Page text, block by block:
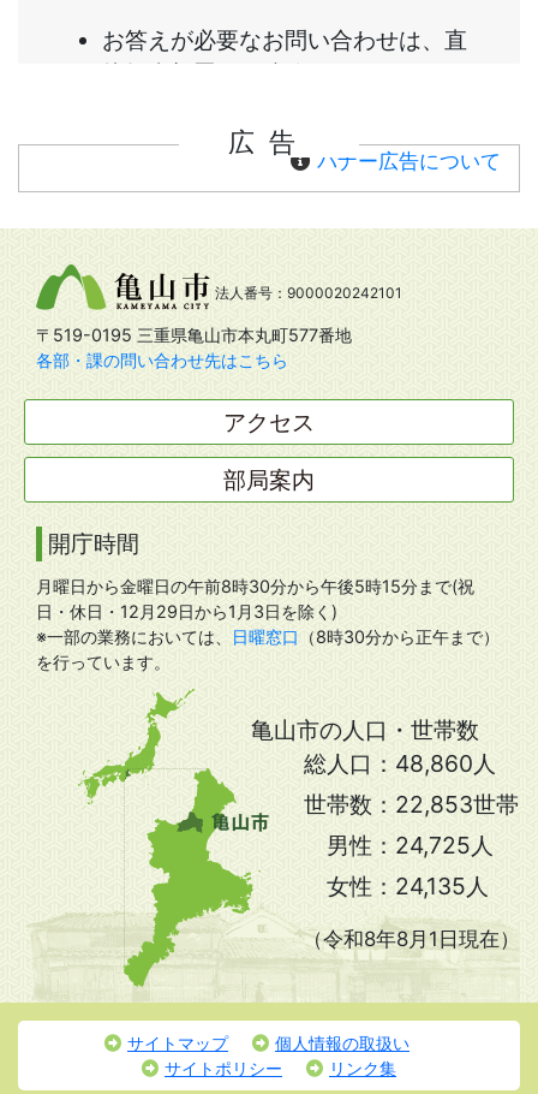
広告
バナー広告について
法人番号：9000020242101
〒519-0195 三重県亀山市本丸町577番地
各部・課の問い合わせ先はこちら
アクセス
部局案内
開庁時間
月曜日から金曜日の午前8時30分から午後5時15分まで(祝
日・休日・12月29日から1月3日を除く)
※一部の業務においては、
日曜窓口
（8時30分から正午まで）
を行っています。
亀山市の人口・世帯数
総人口： 48,860人
世帯数： 22,853世帯
男性： 24,725人
女性： 24,135人
（令和8年8月1日現在）
サイトマップ
個人情報の取扱い
サイトポリシー
リンク集